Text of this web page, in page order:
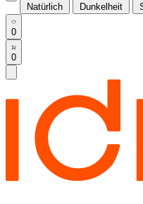
Natürlich Dunkelheit
0
0